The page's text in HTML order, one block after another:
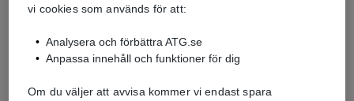
vi cookies som används för att:
Analysera och förbättra ATG.se
Anpassa innehåll och funktioner för dig
Om du väljer att avvisa kommer vi endast spara